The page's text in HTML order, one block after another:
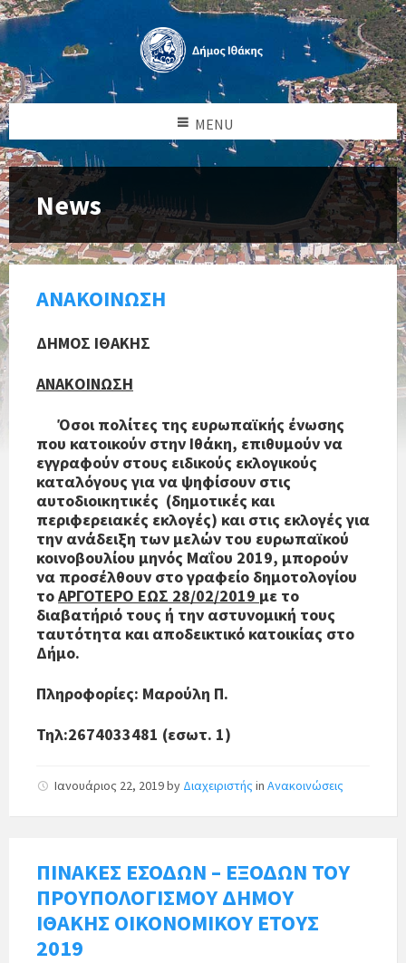
MENU
News
ΑΝΑΚΟΙΝΩΣΗ
ΔΗΜΟΣ ΙΘΑΚΗΣ
ΑΝΑΚΟΙΝΩΣΗ
Όσοι πολίτες της ευρωπαϊκής ένωσης
που κατοικούν στην Ιθάκη, επιθυμούν να
εγγραφούν στους ειδικούς εκλογικούς
καταλόγους για να ψηφίσουν στις
αυτοδιοικητικές (δημοτικές και
περιφερειακές εκλογές) και στις εκλογές για
την ανάδειξη των μελών του ευρωπαϊκού
κοινοβουλίου μηνός Μαΐου 2019, μπορούν
να προσέλθουν στο γραφείο δημοτολογίου
τοΑΡΓΟΤΕΡΟ ΕΩΣ 28/02/2019 με το
διαβατήριό τους ή την αστυνομική τους
ταυτότητα και αποδεικτικό κατοικίας στο
Δήμο.
Πληροφορίες: Μαρούλη Π.
Τηλ:2674033481 (εσωτ. 1)
Ιανουάριος 22, 2019by Διαχειριστής in Ανακοινώσεις
ΠΙΝΑΚΕΣ ΕΣΟΔΩΝ – ΕΞΟΔΩΝ ΤΟΥ
ΠΡΟΥΠΟΛΟΓΙΣΜΟΥ ΔΗΜΟΥ
ΙΘΑΚΗΣ ΟΙΚΟΝΟΜΙΚΟΥ ΕΤΟΥΣ
2019